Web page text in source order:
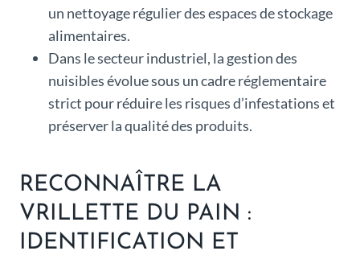
un nettoyage régulier des espaces de stockage
alimentaires.
Dans le secteur industriel, la gestion des
nuisibles évolue sous un cadre réglementaire
strict pour réduire les risques d’infestations et
préserver la qualité des produits.
RECONNAÎTRE LA
VRILLETTE DU PAIN :
IDENTIFICATION ET